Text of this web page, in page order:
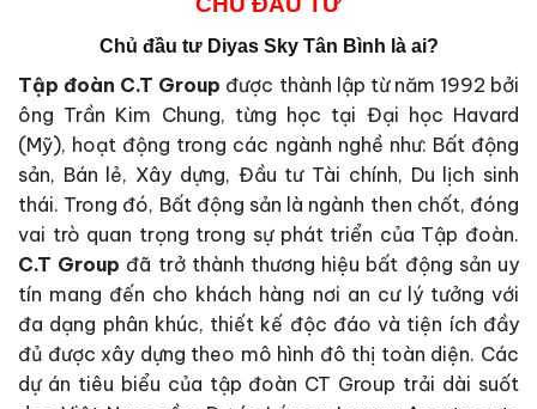
Chủ đầu tư Diyas Sky Tân Bình là ai?
Tập đoàn C.T Group được thành lập từ năm 1992 bởi
ông Trần Kim Chung, từng học tại Đại học Havard
(Mỹ), hoạt động trong các ngành nghề như: Bất động
sản, Bán lẻ, Xây dựng, Đầu tư Tài chính, Du lịch sinh
thái. Trong đó, Bất động sản là ngành then chốt, đóng
vai trò quan trọng trong sự phát triển của Tập đoàn.
C.T Group đã trở thành thương hiệu bất động sản uy
tín mang đến cho khách hàng nơi an cư lý tưởng với
đa dạng phân khúc, thiết kế độc đáo và tiện ích đầy
đủ được xây dựng theo mô hình đô thị toàn diện. Các
dự án tiêu biểu của tập đoàn CT Group trải dài suốt